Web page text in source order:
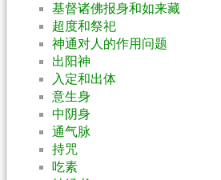
基督诸佛报身和如来藏
超度和祭祀
神通对人的作用问题
出阳神
入定和出体
意生身
中阴身
通气脉
持咒
吃素